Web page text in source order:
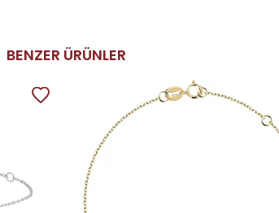
BENZER ÜRÜNLER